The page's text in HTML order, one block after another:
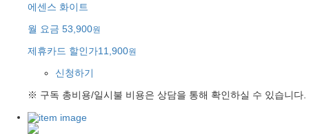
에센스 화이트
월 요금 53,900원
제휴카드 할인가11,900원
신청하기
※ 구독 총비용/일시불 비용은 상담을 통해 확인하실 수 있습니다.